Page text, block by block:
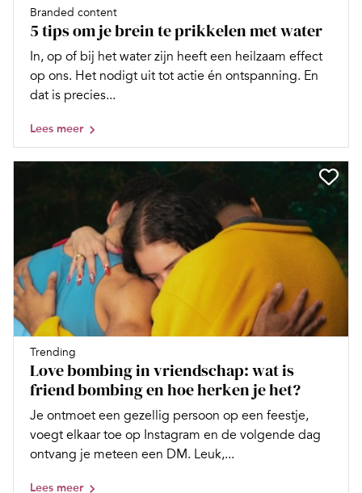
Branded content
5 tips om je brein te prikkelen met water
In, op of bij het water zijn heeft een heilzaam effect
op ons. Het nodigt uit tot actie én ontspanning. En
dat is precies...
Lees meer
Trending
Love bombing in vriendschap: wat is
friend bombing en hoe herken je het?
Je ontmoet een gezellig persoon op een feestje,
voegt elkaar toe op Instagram en de volgende dag
ontvang je meteen een DM. Leuk,...
Lees meer